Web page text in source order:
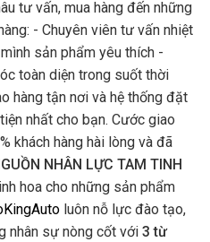
tư vấn, mua hàng đến những
- Chuyên viên tư vấn nhiệt
sản phẩm yêu thích -
toàn diện trong suốt thời
hàng tận nơi và hệ thống đặt
nhất cho bạn. Cước giao
khách hàng hài lòng và đã
NHÂN LỰC TAM TINH
hoa cho những sản phẩm
luôn nỗ lực đào tạo,
nhân sự nòng cốt với 3 từ